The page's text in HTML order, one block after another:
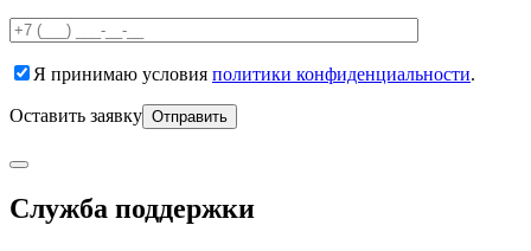
Я принимаю условия политики конфиденциальности.
Оставить заявку
Служба поддержки